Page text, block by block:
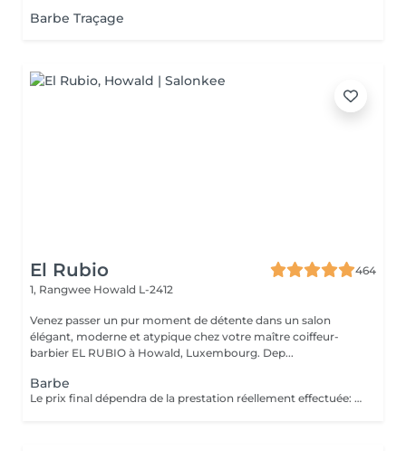
Barbe Traçage
El Rubio
464
1, Rangwee Howald L-2412
Venez passer un pur moment de détente dans un salon
élégant, moderne et atypique chez votre maître coiffeur-
barbier EL RUBIO à Howald, Luxembourg. Dep...
Barbe
Le prix final dépendra de la prestation réellement effectuée: Taille barbe : 26 EUR Taille barbe avec rasage contours : 32.5 EUR Rasage complet avec soins : 32.5 EUR